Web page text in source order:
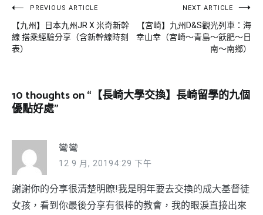
文
章
導
PREVIOUS ARTICLE
【九州】日本九州JR X 米奇新幹
線 搭乘經驗分享（含新幹線時刻
表）
NEXT ARTICLE
【宮崎】九州D&S觀光列車：海
幸山幸（宮崎～青島～飫肥～日
南～南鄉）
10 thoughts on “ 【長崎大學交換】長崎留學的九個
優點好處”
彎彎
12 9 月, 20194:29 下午
謝謝你的分享很清楚明瞭!我是明年要去交換的成大基督徒
女孩，看到你最後分享有很棒的教會，我的眼淚直接出來